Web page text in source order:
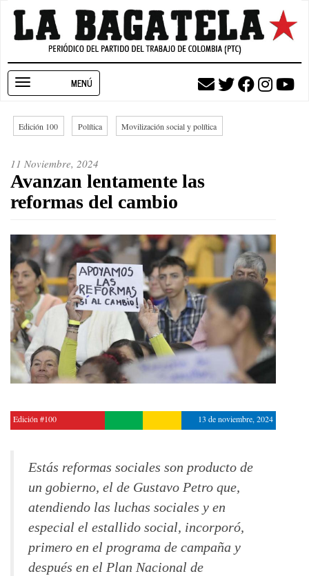
Pasar
contenido
navigation
Edición 100 Política Movilización social y política
11 Noviembre, 2024
Avanzan lentamente las
reformas del cambio
Edición #100 13 de noviembre, 2024
Estás reformas sociales son producto de
un gobierno, el de Gustavo Petro que,
atendiendo las luchas sociales y en
especial el estallido social, incorporó,
primero en el programa de campaña y
después en el Plan Nacional de